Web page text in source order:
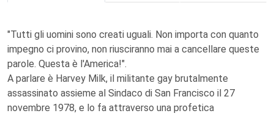
"Tutti gli uomini sono creati uguali. Non importa con quanto
impegno ci provino, non riusciranno mai a cancellare queste
parole. Questa è l'America!".
A parlare è Harvey Milk, il militante gay brutalmente
assassinato assieme al Sindaco di San Francisco il 27
novembre 1978, e lo fa attraverso una profetica